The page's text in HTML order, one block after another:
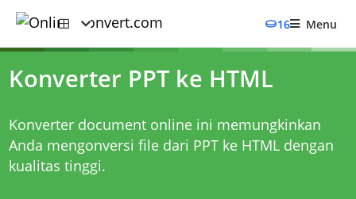
16 Menu
Konverter PPT ke HTML
Konverter document online ini memungkinkan
Anda mengonversi file dari PPT ke HTML dengan
kualitas tinggi.